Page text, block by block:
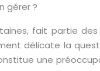
gérer ?
fait partie
délicate la
une